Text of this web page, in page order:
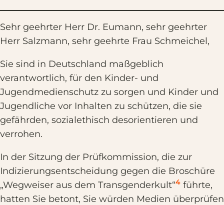
Sehr geehrter Herr Dr. Eumann, sehr geehrter
Herr Salzmann, sehr geehrte Frau Schmeichel,
Sie sind in Deutschland maßgeblich
verantwortlich, für den Kinder- und
Jugendmedienschutz zu sorgen und Kinder und
Jugendliche vor Inhalten zu schützen, die sie
gefährden, sozialethisch desorientieren und
verrohen.
In der Sitzung der Prüfkommission, die zur
Indizierungsentscheidung gegen die Broschüre
„Wegweiser aus dem Transgenderkult“4 führte,
hatten Sie betont, Sie würden Medien überprüfen